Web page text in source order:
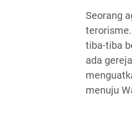
Seorang
tiba-tiba
ada
menuju